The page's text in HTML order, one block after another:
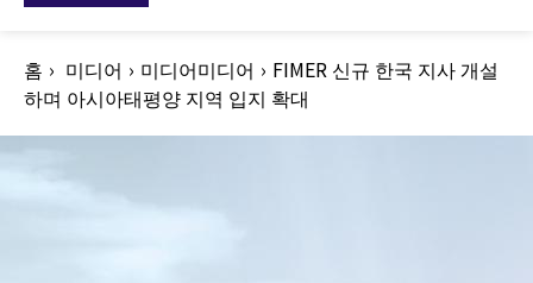
홈 미디어 미디어미디어
FIMER 신규 한국 지사 개설
하며 아시아태평양 지역 입지 확대